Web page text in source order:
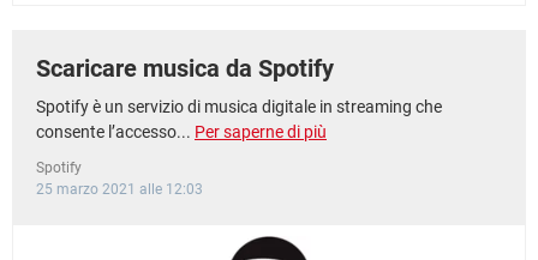
Scaricare musica da Spotify
Spotify è un servizio di musica digitale in streaming che
consente l’accesso... Per saperne di più
Spotify
25 marzo 2021 alle 12:03